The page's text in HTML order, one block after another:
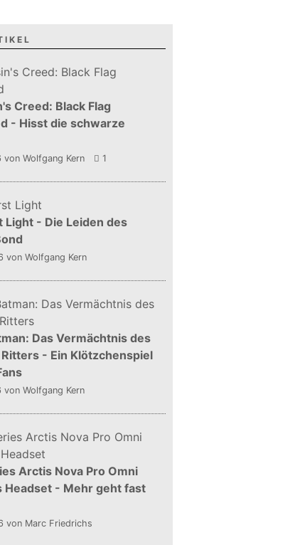
Creed: Black Flag
- Hisst die schwarze
von Wolfgang Kern 1
Light - Die Leiden des
von Wolfgang Kern
Das Vermächtnis des
- Ein Klötzchenspiel
von Wolfgang Kern
Arctis Nova Pro Omni
Headset - Mehr geht fast
von Marc Friedrichs